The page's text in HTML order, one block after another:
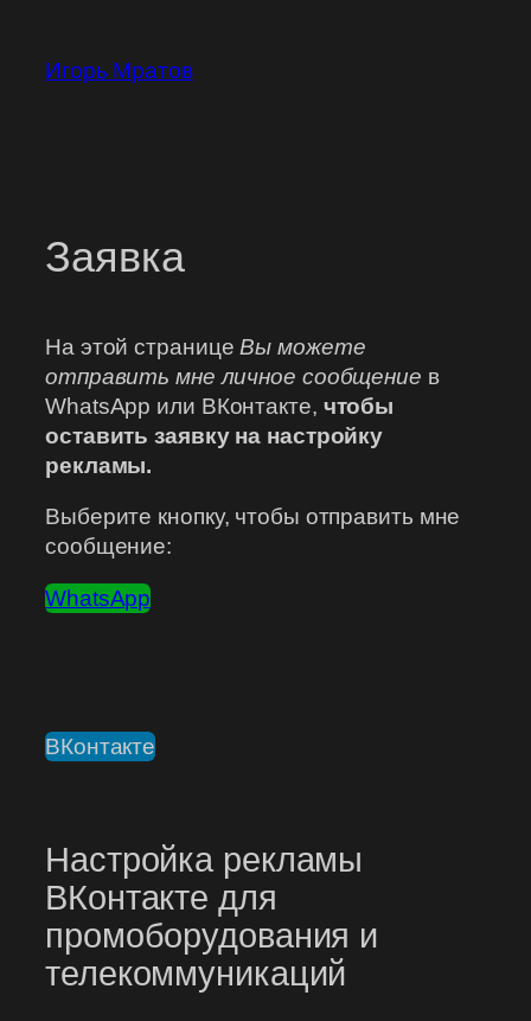
содержимому
Игорь Мратов
Заявка
На этой странице Вы можете
отправить мне личное сообщение в
WhatsApp или ВКонтакте, чтобы
оставить заявку на настройку
рекламы.
Выберите кнопку, чтобы отправить мне
сообщение:
WhatsApp
ВКонтакте
Настройка рекламы
ВКонтакте для
промоборудования и
телекоммуникаций